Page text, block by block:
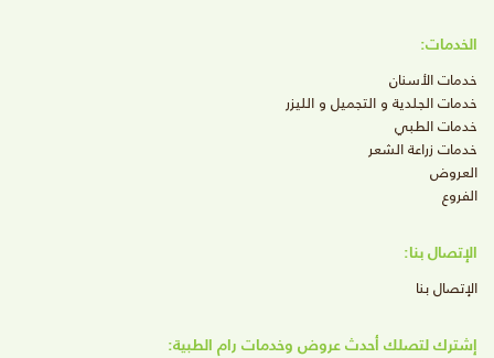
الخدمات:
خدمات الأسنان
خدمات الجلدية و التجميل و الليزر
خدمات الطبي
خدمات زراعة الشعر
العروض
الفروع
الإتصال بنا:
الإتصال بنا
إشترك لتصلك أحدث عروض وخدمات رام الطبية: